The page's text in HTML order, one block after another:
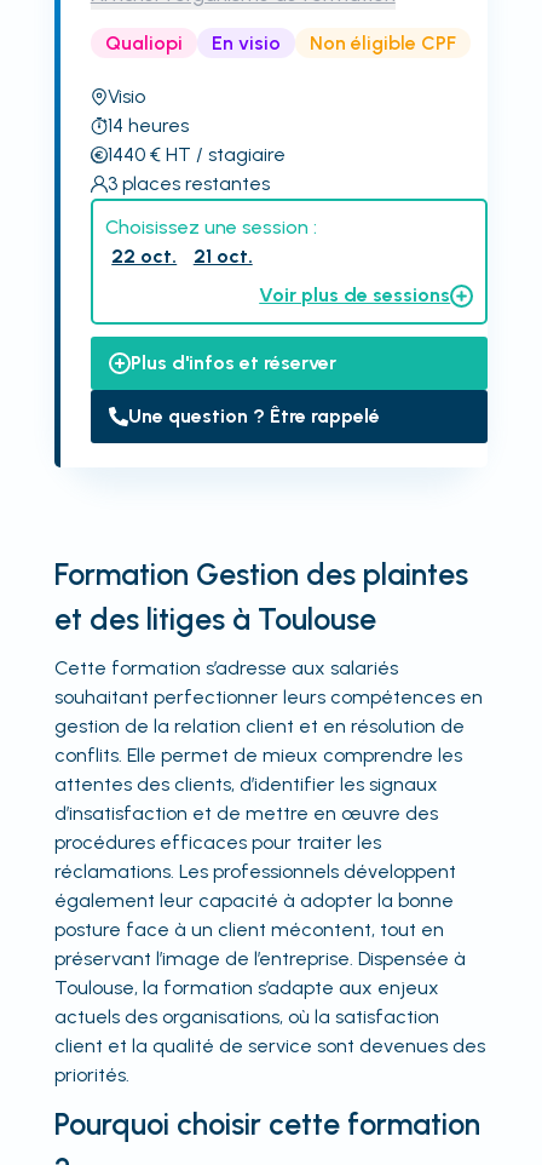
Qualiopi En visio Non éligible CPF
Visio
14 heures
1440€ HT / stagiaire
3 places restantes
Choisissez une session :
22 oct.
21 oct.
Voir plus de sessions
Plus d'infos et réserver
Une question ? Être rappelé
Formation Gestion des plaintes
et des litiges à Toulouse
Cette formation s’adresse aux salariés
souhaitant perfectionner leurs compétences en
gestion de la relation client et en résolution de
conflits. Elle permet de mieux comprendre les
attentes des clients, d’identifier les signaux
d’insatisfaction et de mettre en œuvre des
procédures efficaces pour traiter les
réclamations. Les professionnels développent
également leur capacité à adopter la bonne
posture face à un client mécontent, tout en
préservant l’image de l’entreprise. Dispensée à
Toulouse, la formation s’adapte aux enjeux
actuels des organisations, où la satisfaction
client et la qualité de service sont devenues des
priorités.
Pourquoi choisir cette formation